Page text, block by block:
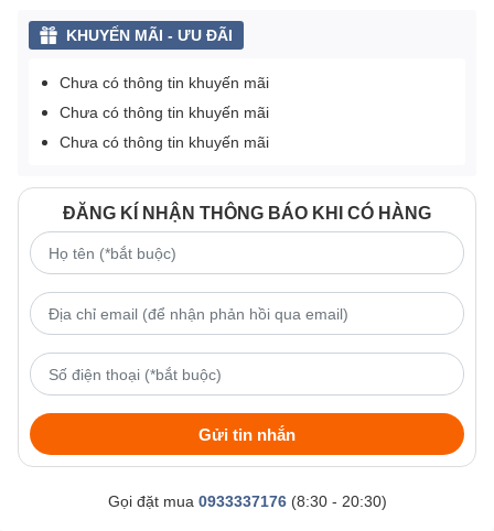
KHUYẾN MÃI - ƯU ĐÃI
Chưa có thông tin khuyến mãi
Chưa có thông tin khuyến mãi
Chưa có thông tin khuyến mãi
ĐĂNG KÍ NHẬN THÔNG BÁO KHI CÓ HÀNG
Gửi tin nhắn
Gọi đặt mua 0933337176(8:30 - 20:30)